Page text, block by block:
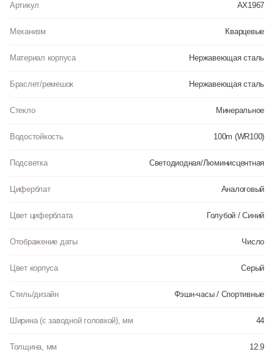
Артикул AX1967
Механизм Кварцевые
Материал корпуса Нержавеющая сталь
Браслет/ремешок Нержавеющая сталь
Стекло Минеральное
Водостойкость 100m (WR100)
Подсветка Светодиодная/Люминисцентная
Циферблат Аналоговый
Цвет циферблата Голубой / Синий
Отображение даты Число
Цвет корпуса Серый
Стиль/дизайн Фэшн-часы / Спортивные
Ширина (с заводной головкой), мм 44
Толщина, мм 12.9